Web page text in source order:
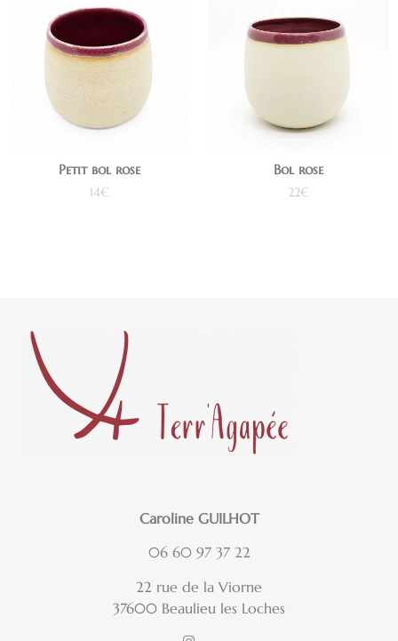
Petit bol rose
14€
Bol rose
22€
Caroline GUILHOT
06 60 97 37 22
22 rue de la Viorne
37600 Beaulieu les Loches